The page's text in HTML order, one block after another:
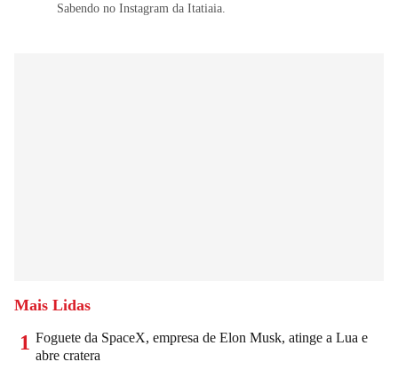
Sabendo no Instagram da Itatiaia.
Mais Lidas
1 Foguete da SpaceX, empresa de Elon Musk, atinge a Lua e
abre cratera